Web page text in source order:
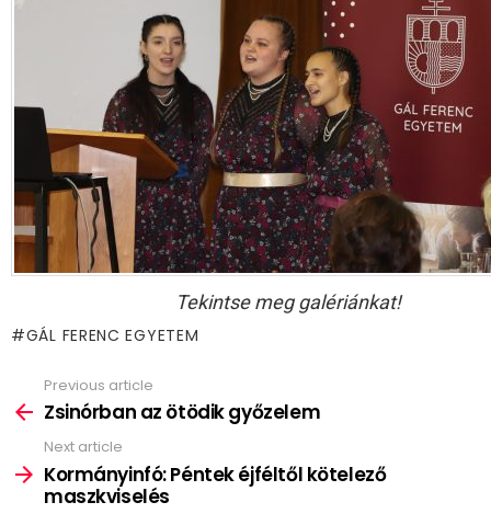
Tekintse meg galériánkat!
GÁL FERENC EGYETEM
more
Previous article
Zsinórban az ötödik győzelem
Next article
Kormányinfó: Péntek éjféltől kötelező
maszkviselés